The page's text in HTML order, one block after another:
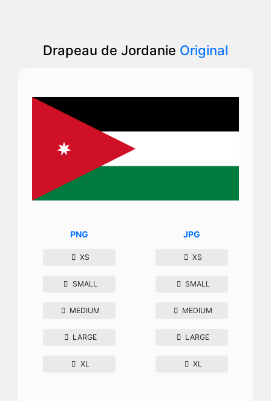
Drapeau de Jordanie Original
PNG
XS
SMALL
MEDIUM
LARGE
XL
JPG
XS
SMALL
MEDIUM
LARGE
XL